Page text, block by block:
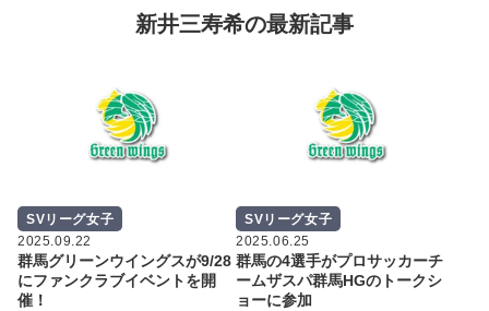
新井三寿希の最新記事
SVリーグ女子
2025.09.22
群馬グリーンウイングスが9/28
にファンクラブイベントを開
催！
SVリーグ女子
2025.06.25
群馬の4選手がプロサッカーチ
ームザスパ群馬HGのトークシ
ョーに参加